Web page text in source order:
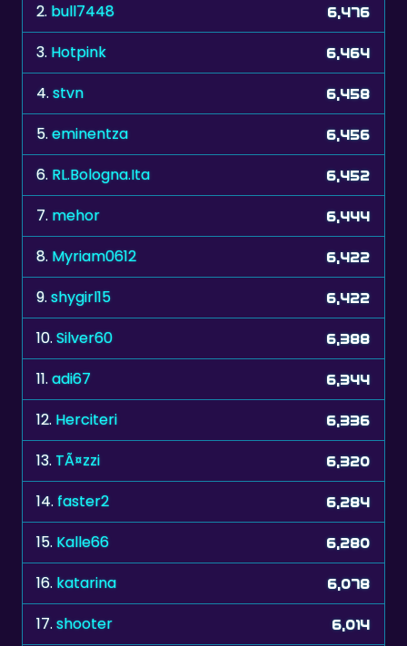
2. bull7448 6,476
3. Hotpink 6,464
4.stvn 6,458
5.eminentza 6,456
6. RL.Bologna.Ita 6,452
7. mehor 6,444
8. Myriam0612 6,422
9.shygirl15 6,422
10.Silver60 6,388
11.adi67 6,344
12. Herciteri 6,336
13. TÃ¤zzi 6,320
14.faster2 6,284
15. Kalle66 6,280
16. katarina 6,078
17.shooter 6,014